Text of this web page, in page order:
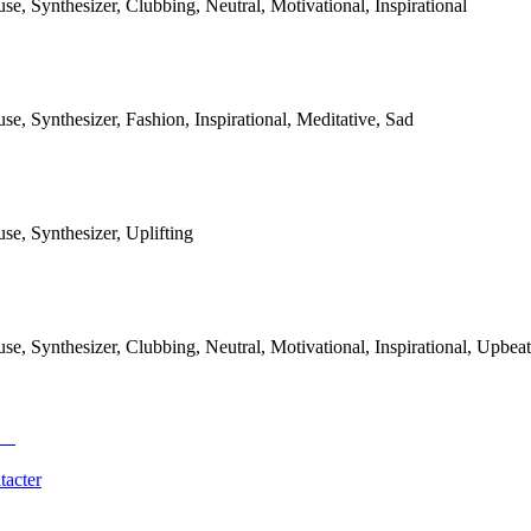
Synthesizer, Clubbing, Neutral, Motivational, Inspirational
Synthesizer, Fashion, Inspirational, Meditative, Sad
Synthesizer, Uplifting
Synthesizer, Clubbing, Neutral, Motivational, Inspirational, Upbeat